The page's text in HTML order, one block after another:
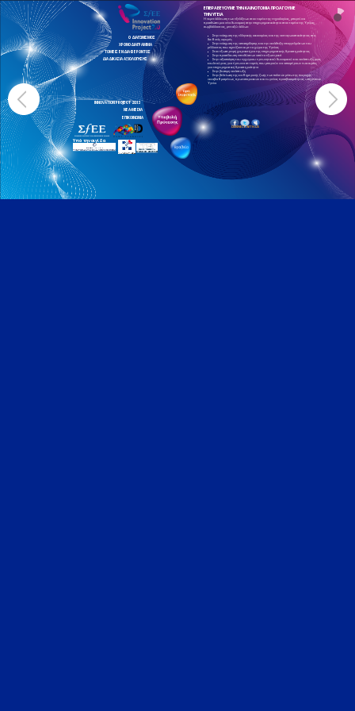
Ο ΔΙΑΓΩΝΙΣΜΟΣ
ΤΟΜΕΙΣ ΕΝΔΙΑΦΕΡΟΝΤΟΣ
ΧΡΟΝΟΔΙΑΓΡΑΜΜΑ
ΔΙΑΔΙΚΑΣΙΑ ΑΞΙΟΛΟΓΗΣΗΣ
ΕΠΙΒΡΑΒΕΥΟΥΜΕ ΤΗΝ ΚΑΙΝΟΤΟΜΙΑ ΠΡΟΑΓΟΥΜΕ
ΤΗΝ ΥΓΕΙΑ
Η εκμετάλλευση των εξελίξεων στον τομέα της τεχνολογίας, μπορεί να
προσδώσει μια νέα δυναμική στην επιχειρηματικότητα στον τομέα της Υγείας,
συμβάλλοντας, μεταξύ άλλων:
CONNECT WITH US
Στην ενίσχυση της ελληνικής οικονομίας και της ανταγωνιστικότητας στις
διεθνείς αγορές
Στην ενίσχυση της απασχόλησης και την ανάδειξη επαγγελμάτων του
μέλλοντος που σχετίζονται με το χώρο της Υγείας
Στον εξωστρεφή χαρακτήρα της επιχειρηματικής δραστηριότητας
Στην προσέλκυση επενδύσεων από το εξωτερικό
Στην αξιοποίηση του εγχώριου ερευνητικού δυναμικού και ανάπτυξη μιας
κουλτούρας για έρευνα σε τομείς που μπορούν να αποφέρουν ευκαιρίες
για επιχειρηματική δραστηριότητα
Στην βιώσιμη ανάπτυξη
Στην βελτίωση της καθημερινής ζωής των πολιτών μέσω της παροχής
αναβαθμισμένων, πρωτοποριακών και ευρείας προσβασιμότητας υπηρεσιών
Υγεία
ΝΕΑ-MEDIA
ΕΠΙΚΟΙΝΩΝΙΑ
Υπό την αιγίδα
INNOVATION PROJECT 2013